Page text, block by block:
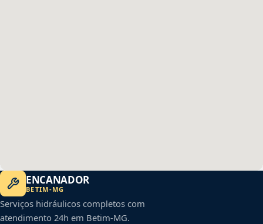
ENCANADOR
BETIM-MG
Serviços hidráulicos completos com
atendimento 24h em Betim-MG.